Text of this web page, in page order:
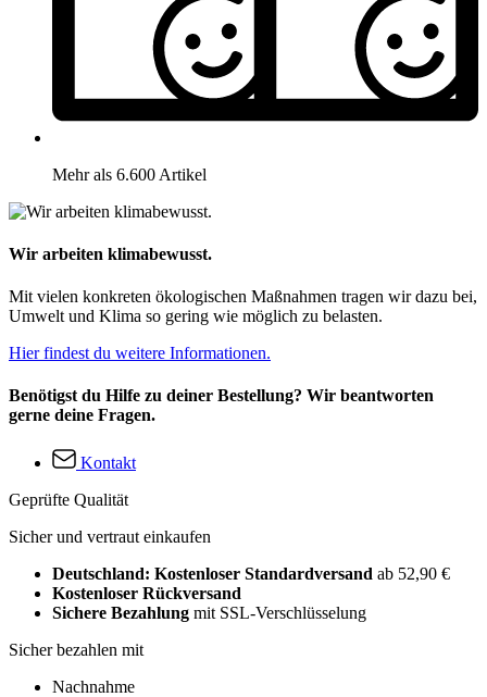
Mehr als 6.600 Artikel
Wir arbeiten klimabewusst.
Mit vielen konkreten ökologischen Maßnahmen tragen wir dazu bei,
Umwelt und Klima so gering wie möglich zu belasten.
Hier findest du weitere Informationen.
Benötigst du Hilfe zu deiner Bestellung? Wir beantworten
gerne deine Fragen.
Kontakt
Geprüfte Qualität
Sicher und vertraut einkaufen
Deutschland: Kostenloser Standardversand ab 52,90 €
Kostenloser Rückversand
Sichere Bezahlung mit SSL-Verschlüsselung
Sicher bezahlen mit
Nachnahme